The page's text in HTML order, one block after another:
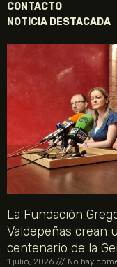
CONTACTO
NOTICIA DESTACADA
La Fundación
Valdepeñas crean
centenario de la
1 julio, 2026 No hay